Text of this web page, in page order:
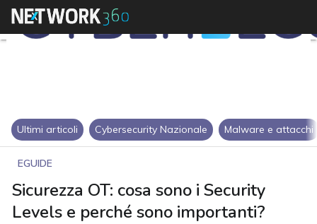
Ultimi articoli Cybersecurity Nazionale Malware e attacchi
EGUIDE
Sicurezza OT: cosa sono i Security
Levels e perché sono importanti?